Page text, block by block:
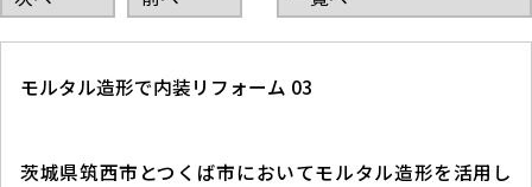
モルタル造形で内装リフォーム 03
茨城県筑西市とつくば市においてモルタル造形を活用し